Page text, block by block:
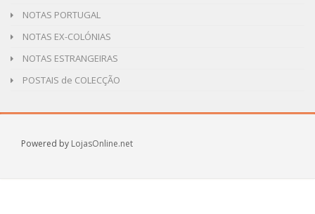
NOTAS PORTUGAL
NOTAS EX-COLÓNIAS
NOTAS ESTRANGEIRAS
POSTAIS de COLECÇÃO
Powered by LojasOnline.net